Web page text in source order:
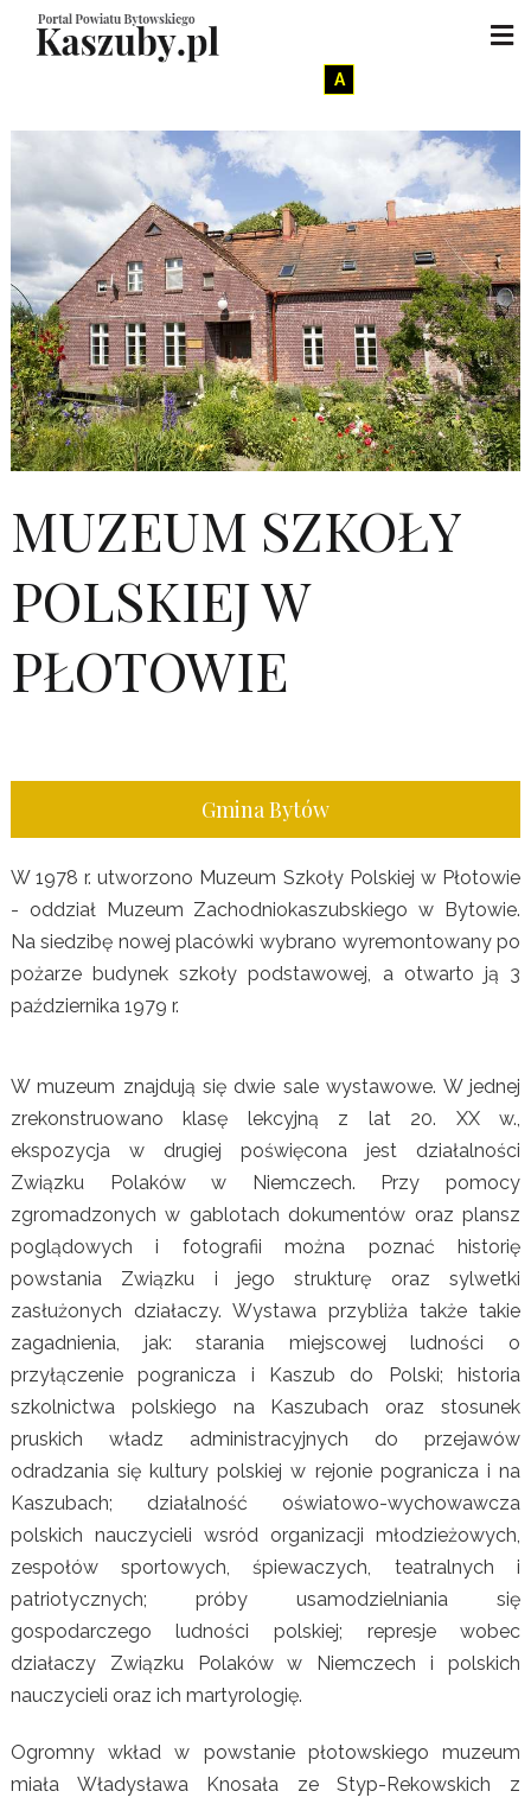
A
MUZEUM SZKOŁY
POLSKIEJ W
PŁOTOWIE
Gmina Bytów
W 1978 r. utworzono Muzeum Szkoły Polskiej w Płotowie
- oddział Muzeum Zachodniokaszubskiego w Bytowie.
Na siedzibę nowej placówki wybrano wyremontowany po
pożarze budynek szkoły podstawowej, a otwarto ją 3
października 1979 r.
W muzeum znajdują się dwie sale wystawowe. W jednej
zrekonstruowano klasę lekcyjną z lat 20. XX w.,
ekspozycja w drugiej poświęcona jest działalności
Związku Polaków w Niemczech. Przy pomocy
zgromadzonych w gablotach dokumentów oraz plansz
poglądowych i fotografii można poznać historię
powstania Związku i jego strukturę oraz sylwetki
zasłużonych działaczy. Wystawa przybliża także takie
zagadnienia, jak: starania miejscowej ludności o
przyłączenie pogranicza i Kaszub do Polski; historia
szkolnictwa polskiego na Kaszubach oraz stosunek
pruskich władz administracyjnych do przejawów
odradzania się kultury polskiej w rejonie pogranicza i na
Kaszubach; działalność oświatowo-wychowawcza
polskich nauczycieli wsród organizacji młodzieżowych,
zespołów sportowych, śpiewaczych, teatralnych i
patriotycznych; próby usamodzielniania się
gospodarczego ludności polskiej; represje wobec
działaczy Związku Polaków w Niemczech i polskich
nauczycieli oraz ich martyrologię.
Ogromny wkład w powstanie płotowskiego muzeum
miała Władysława Knosała ze Styp-Rekowskich z